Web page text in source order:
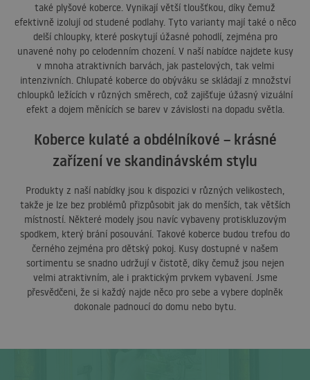
také plyšové koberce. Vynikají větší tloušťkou, díky čemuž
efektivně izolují od studené podlahy. Tyto varianty mají také o něco
delší chloupky, které poskytují úžasné pohodlí, zejména pro
unavené nohy po celodenním chození. V naší nabídce najdete kusy
v mnoha atraktivních barvách, jak pastelových, tak velmi
intenzivních. Chlupaté koberce do obýváku se skládají z množství
chloupků ležících v různých směrech, což zajišťuje úžasný vizuální
efekt a dojem měnících se barev v závislosti na dopadu světla.
Koberce kulaté a obdélníkové – krásné
zařízení ve skandinávském stylu
Produkty z naší nabídky jsou k dispozici v různých velikostech,
takže je lze bez problémů přizpůsobit jak do menších, tak větších
místností. Některé modely jsou navíc vybaveny protiskluzovým
spodkem, který brání posouvání. Takové koberce budou trefou do
černého zejména pro dětský pokoj. Kusy dostupné v našem
sortimentu se snadno udržují v čistotě, díky čemuž jsou nejen
velmi atraktivním, ale i praktickým prvkem vybavení. Jsme
přesvědčeni, že si každý najde něco pro sebe a vybere doplněk
dokonale padnoucí do domu nebo bytu.